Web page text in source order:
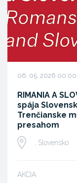
06. 05. 2026 00:00
RIMANIA A
spája
Trenčianske
presahom
, Slovensko
AKCIA